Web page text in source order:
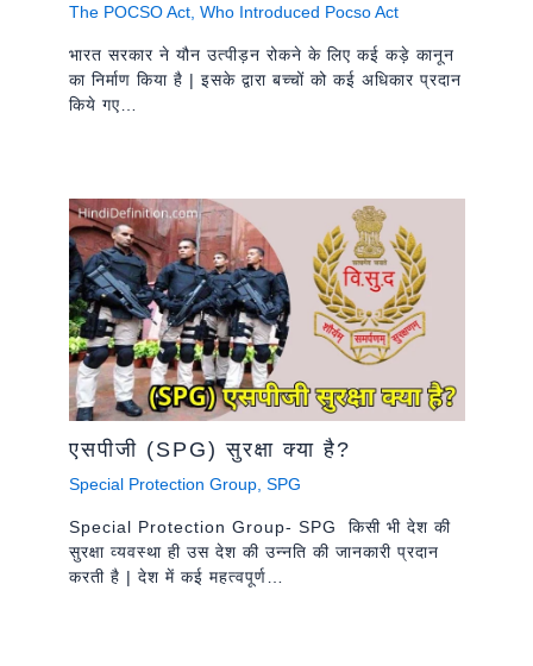
The POCSO Act, Who Introduced Pocso Act
भारत सरकार ने यौन उत्पीड़न रोकने के लिए कई कड़े कानून
का निर्माण किया है | इसके द्वारा बच्चों को कई अधिकार प्रदान
किये गए…
एसपीजी (SPG) सुरक्षा क्या है?
Special Protection Group, SPG
Special Protection Group- SPG किसी भी देश की
सुरक्षा व्यवस्था ही उस देश की उन्नति की जानकारी प्रदान
करती है | देश में कई महत्वपूर्ण…